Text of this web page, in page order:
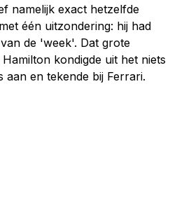
namelijk exact hetzelfde
één uitzondering: hij had
de 'week'. Dat grote
kondigde uit het niets
aan en tekende bij Ferrari.